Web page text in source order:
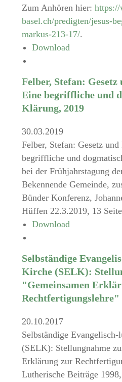
Zum Anhören hier:
basel.ch/predigten/jesus-
markus-213-17/.
Download
Felber, Stefan:
Eine begriffliche und
Klärung, 2019
30.03.2019
Felber, Stefan: Gesetz
begriffliche und
bei der Frühjahrstagung
Bekennende Gemeinde,
Bünder Konferenz,
Hüffen 22.3.2019, 13
Download
Selbständige
Kirche (SELK):
"Gemeinsamen
Rechtfertigungslehre"
20.10.2017
Selbständige
(SELK): Stellungnahme
Erklärung zur
Lutherische Beiträge